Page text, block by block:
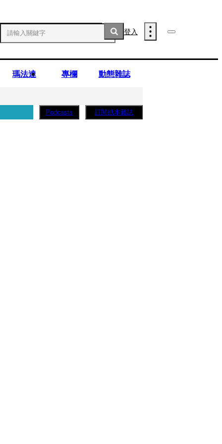
登入
瑪法達 專欄 動態雜誌
Podcasts 訂閱紙本雜誌